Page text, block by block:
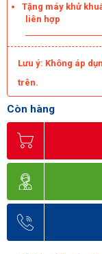
Tặng máy khử
liên hợp
Lưu ý: Không áp
trên.
Còn hàng